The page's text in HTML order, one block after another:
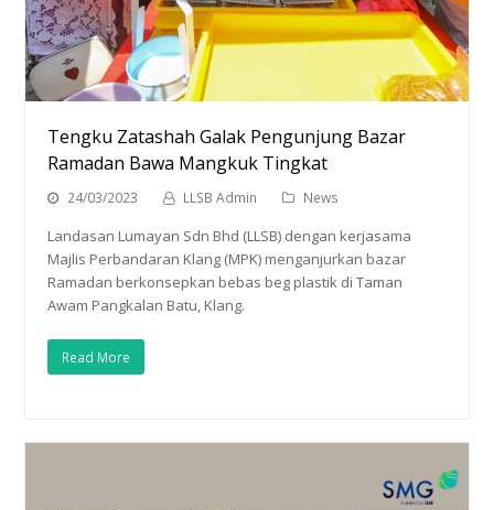
Tengku Zatashah Galak Pengunjung Bazar
Ramadan Bawa Mangkuk Tingkat
24/03/2023 LLSB Admin News
Landasan Lumayan Sdn Bhd (LLSB) dengan kerjasama
Majlis Perbandaran Klang (MPK) menganjurkan bazar
Ramadan berkonsepkan bebas beg plastik di Taman
Awam Pangkalan Batu, Klang.
Read More